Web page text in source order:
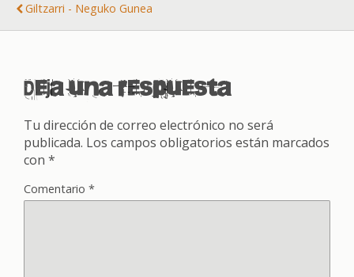
Giltzarri - Neguko Gunea
Deja una respuesta
Tu dirección de correo electrónico no será
publicada. Los campos obligatorios están marcados
con *
Comentario *